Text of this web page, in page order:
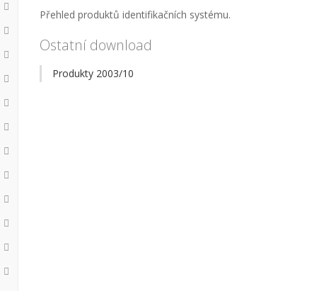
Přehled produktů identifikačních systému.
Ostatní download
Produkty 2003/10